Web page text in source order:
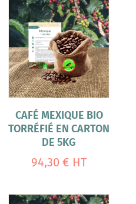
CAFÉ MEXIQUE BIO
TORRÉFIÉ EN CARTON
DE 5KG
94,30€ HT